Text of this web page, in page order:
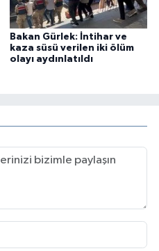
Bakan Gürlek: İntihar ve
kaza süsü verilen iki ölüm
olayı aydınlatıldı